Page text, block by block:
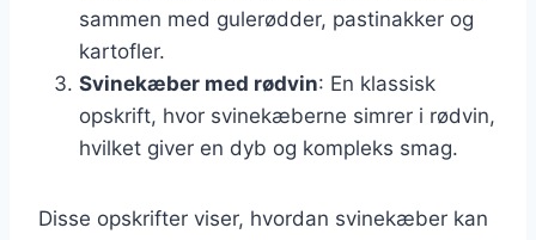
sammen med gulerødder, pastinakker og
kartofler.
Svinekæber med rødvin: En klassisk
opskrift, hvor svinekæberne simrer i rødvin,
hvilket giver en dyb og kompleks smag.
Disse opskrifter viser, hvordan svinekæber kan